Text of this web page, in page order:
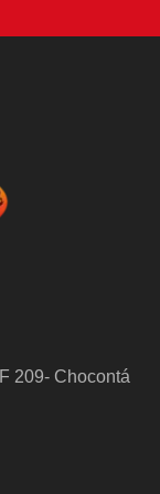
209- Chocontá